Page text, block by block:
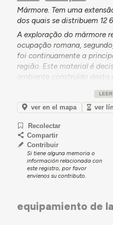
Mármore. Tem uma
dos quais se distribuem 12
A exploração do mármore
ocupação romana, segundo
foi continuamente a
região. Este material é
ambiente construído desta
dos Congregados, atual
fortificações militares
que pisamos pela cidade.
em casos de estudo deste
Escola Básica de 1.º CEB
onde se as cantarias são
predileto da região; bem
Para além desta dinâmica
ver en el mapa ver
Recolectar
Compartir
Contribuir
Si tiene alguna memoria o
información relacionada con
este registro, por favor
envíenos su contributo.
equipamiento de